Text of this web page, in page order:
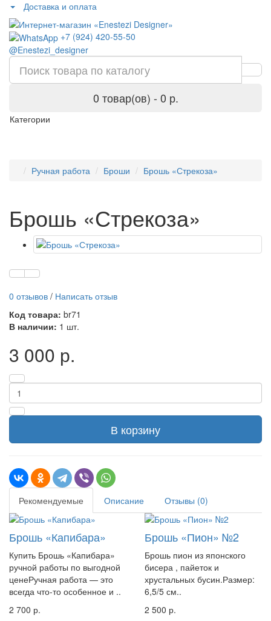
Доставка и оплата
+7 (924) 420-55-50
@Enestezi_designer
0 товар(ов) - 0 р.
Категории
Ручная работа Броши Брошь «Стрекоза»
Брошь «Стрекоза»
0 отзывов / Написать отзыв
Код товара: br71
В наличии: 1 шт.
3 000 р.
В корзину
Рекомендуемые Описание Отзывы (0)
Брошь «Капибара»
Купить Брошь «Капибара»
ручной работы по выгодной
ценеРучная работа — это
всегда что-то особенное и ..
2 700 р.
Брошь «Пион» №2
Брошь пион из японского
бисера , пайеток и
хрустальных бусин.Размер:
6,5/5 см..
2 500 р.